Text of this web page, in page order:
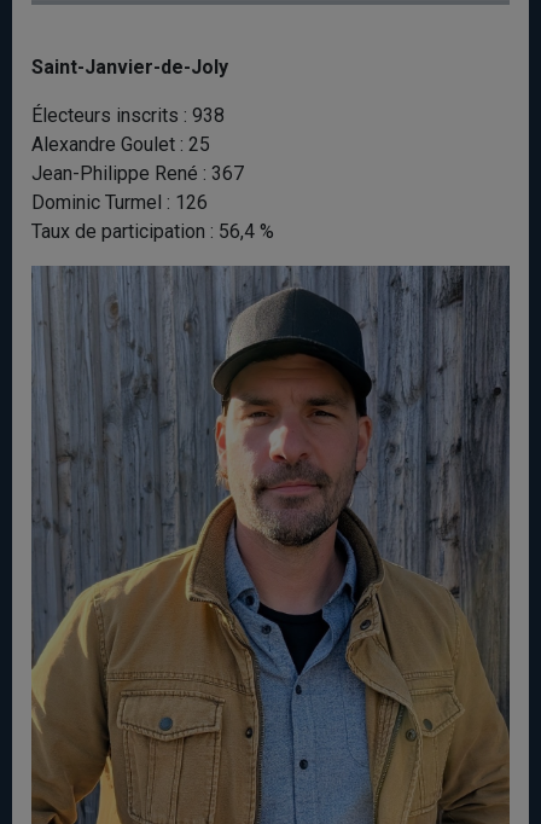
Saint-Janvier-de-Joly
Électeurs inscrits : 938
Alexandre Goulet : 25
Jean-Philippe René : 367
Dominic Turmel : 126
Taux de participation : 56,4 %